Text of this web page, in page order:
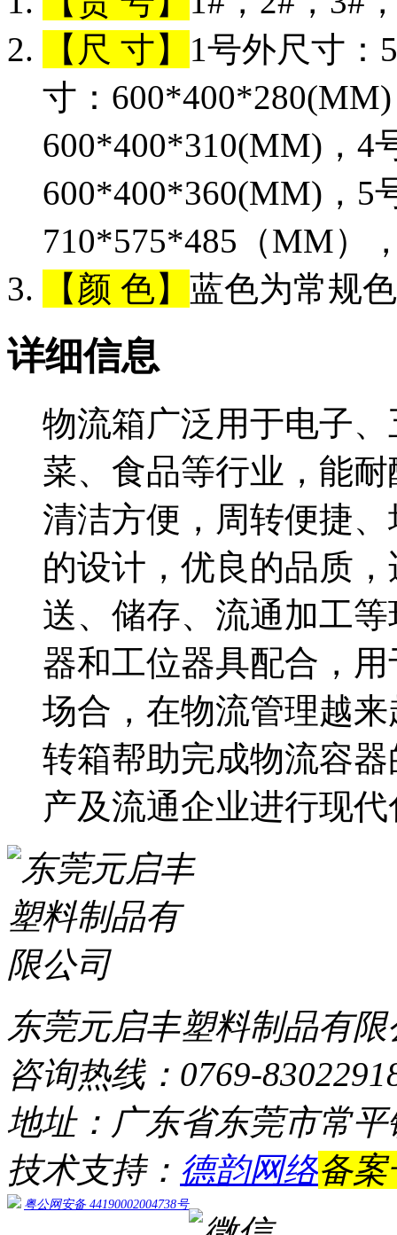
【尺 寸】 1号外尺寸：
寸：
600*400*310(MM)，4
600*400*360(MM)，5
710*575*485（MM）
【颜 色】 蓝色为常规
详细信息
物流箱广泛用于电子
菜、食品等行业，能
清洁方便，周转便捷
的设计，优良的品质
送、储存、流通加工
器和工位器具配合，
场合，在物流管理越
转箱帮助完成物流容
产及流通企业进行现
东莞元启丰塑料制品有
咨询热线：0769-
地址：广东省东莞市常
技术支持： 德韵网络备
粤公网安备 44190002004738号